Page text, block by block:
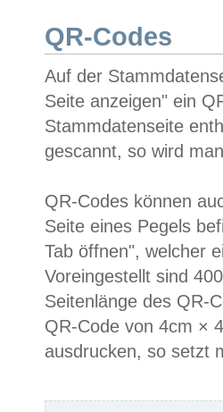
QR-Codes
Auf der
Seite anzeigen" ein
Stammdatenseite
gescannt, so wird
QR-Codes können
Seite eines Pegels
Tab öffnen", welcher
Voreingestellt sind
Seitenlänge des QR-
QR-Code von 4cm ×
ausdrucken, so setzt